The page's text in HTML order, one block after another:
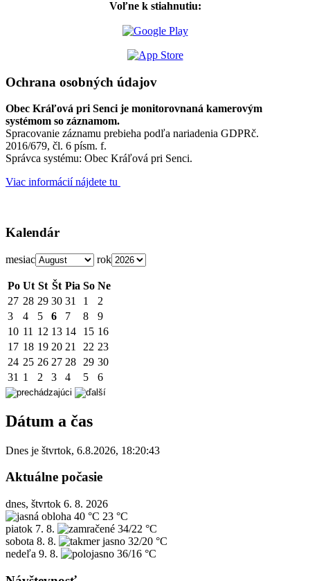
Voľne k stiahnutiu:
Ochrana osobných údajov
Obec Kráľová pri Senci je monitorovnaná kamerovým
systémom so záznamom.
Spracovanie záznamu prebieha podľa nariadenia GDPRč.
2016/679, čl. 6 písm. f.
Správca systému: Obec Kráľová pri Senci.
Viac informácií nájdete tu
Kalendár
mesiac rok
Po Ut St Št Pia So Ne
27 28 29 30 31 1
2
3
4 5 6 7 8
9
10 11 12 13 14 15 16
17 18 19 20 21 22 23
24 25 26 27 28 29 30
31 1 2 3 4 5 6
Dátum a čas
Dnes je štvrtok, 6.8.2026, 18:20:43
Aktuálne počasie
dnes, štvrtok 6. 8. 2026
40 °C 23 °C
piatok 7. 8.
34/22 °C
sobota 8. 8.
32/20 °C
nedeľa 9. 8. 36/16 °C